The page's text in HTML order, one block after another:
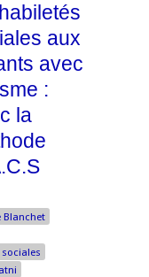
aux
avec
:
la
Blanchet